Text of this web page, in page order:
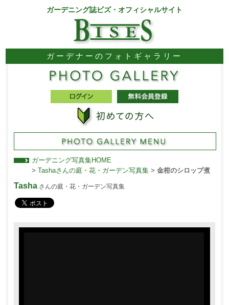
ガーデニング誌ビズ・オフィシャルサイト
ガーデナーのフォトギャラリー
ガーデニング写真集HOME
> Tashaさんの庭・花・ガーデン写真集> 金柑のシロップ煮
Tashaさんの庭・花・ガーデン写真集